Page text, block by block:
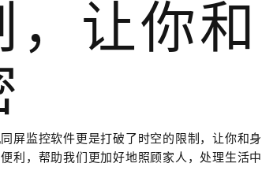
让你和
屏监控软件更是打破了时空的限制，让你和身
利，帮助我们更加好地照顾家人，处理生活中